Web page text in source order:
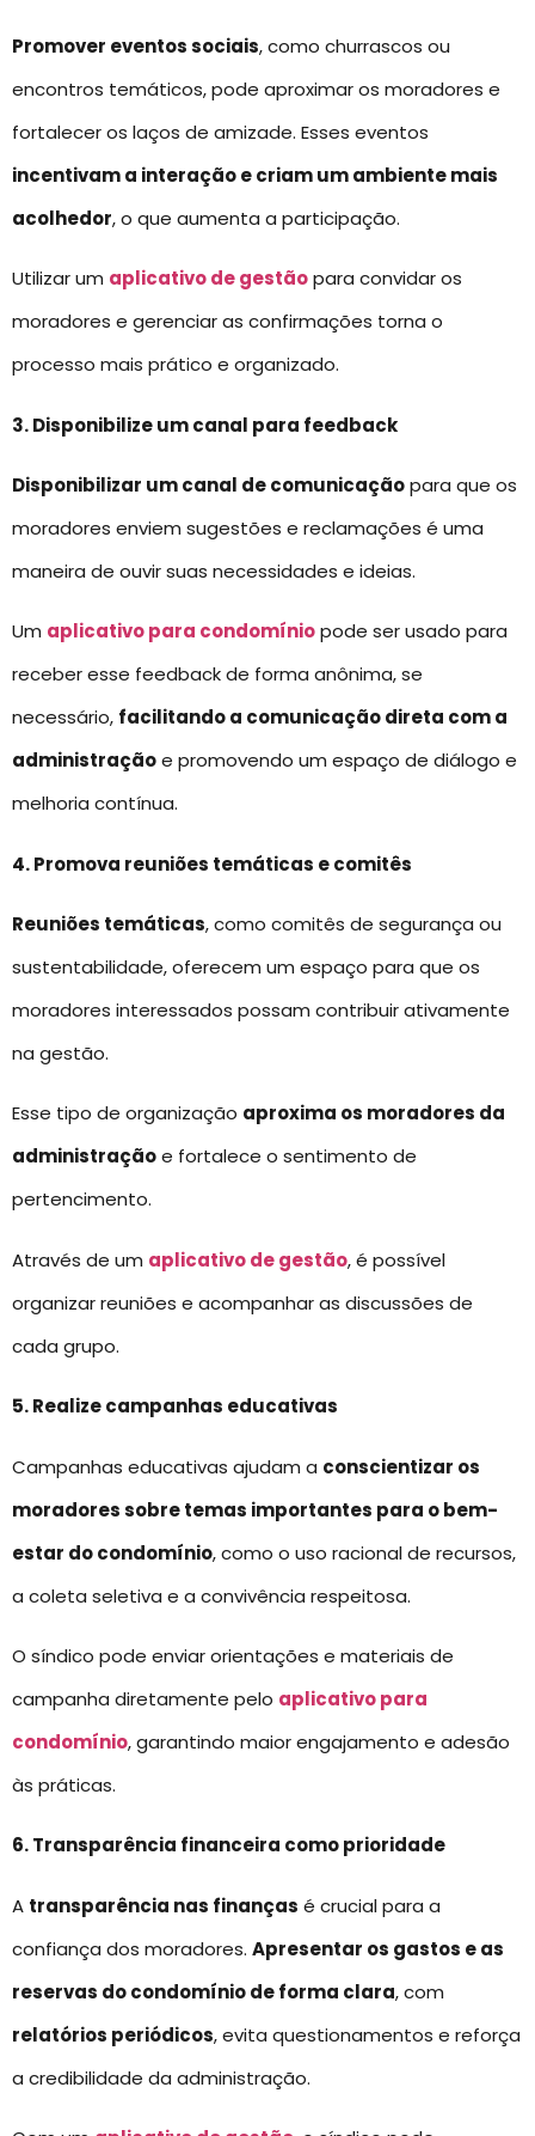
Promover eventos sociais, como churrascos ou
encontros temáticos, pode aproximar os moradores e
fortalecer os laços de amizade. Esses eventos
incentivam a interação e criam um ambiente mais
acolhedor, o que aumenta a participação.
Utilizar um aplicativo de gestãopara convidar os
moradores e gerenciar as confirmações torna o
processo mais prático e organizado.
3. Disponibilize um canal para feedback
Disponibilizar um canal de comunicaçãopara que os
moradores enviem sugestões e reclamações é uma
maneira de ouvir suas necessidades e ideias.
Um aplicativo para condomíniopode ser usado para
receber esse feedback de forma anônima, se
necessário, facilitando a comunicação direta com a
administraçãoe promovendo um espaço de diálogo e
melhoria contínua.
4. Promova reuniões temáticas e comitês
Reuniões temáticas, como comitês de segurança ou
sustentabilidade, oferecem um espaço para que os
moradores interessados possam contribuir ativamente
na gestão.
Esse tipo de organização aproxima os moradores da
administraçãoe fortalece o sentimento de
pertencimento.
Através de um aplicativo de gestão, é possível
organizar reuniões e acompanhar as discussões de
cada grupo.
5. Realize campanhas educativas
Campanhas educativas ajudam a conscientizar os
moradores sobre temas importantes para o bem-
estar do condomínio, como o uso racional de recursos,
a coleta seletiva e a convivência respeitosa.
O síndico pode enviar orientações e materiais de
campanha diretamente pelo aplicativo para
condomínio, garantindo maior engajamento e adesão
às práticas.
6. Transparência financeira como prioridade
A transparência nas finanças é crucial para a
confiança dos moradores. Apresentar os gastos e as
reservas do condomínio de forma clara, com
relatórios periódicos, evita questionamentos e reforça
a credibilidade da administração.